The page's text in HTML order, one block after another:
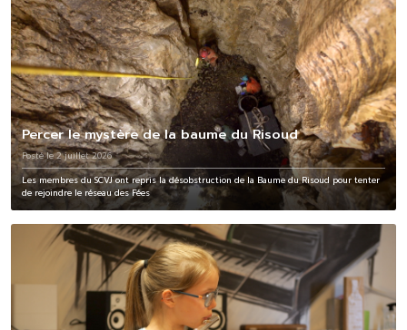
Percer le mystère de la baume du Risoud
Posté le 2 juillet 2026
Les membres du SCVJ ont repris la désobstruction de la Baume du Risoud pour tenter
de rejoindre le réseau des Fées